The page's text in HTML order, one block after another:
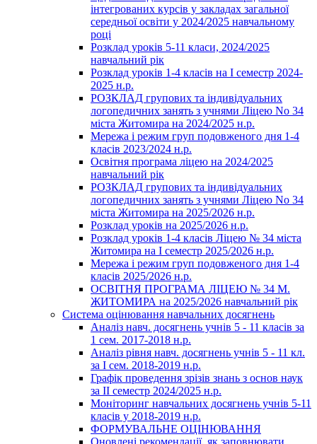
інтегрованих курсів у закладах загальної
середньої освіти у 2024/2025 навчальному
році
Розклад уроків 5-11 класи, 2024/2025
навчальний рік
Розклад уроків 1-4 класів на І семестр 2024-
2025 н.р.
РОЗКЛАД групових та індивідуальних
логопедичних занять з учнями Ліцею No 34
міста Житомира на 2024/2025 н.р.
Мережа і режим груп подовженого дня 1-4
класів 2023/2024 н.р.
Освітня програма ліцею на 2024/2025
навчальний рік
РОЗКЛАД групових та індивідуальних
логопедичних занять з учнями Ліцею No 34
міста Житомира на 2025/2026 н.р.
Розклад уроків на 2025/2026 н.р.
Розклад уроків 1-4 класів Ліцею № 34 міста
Житомира на І семестр 2025/2026 н.р.
Мережа і режим груп подовженого дня 1-4
класів 2025/2026 н.р.
ОСВІТНЯ ПРОГРАМА ЛІЦЕЮ № 34 М.
ЖИТОМИРА на 2025/2026 навчальний рік
Система оцінювання навчальних досягнень
Аналіз навч. досягнень учнів 5 - 11 класів за
1 сем. 2017-2018 н.р.
Аналіз рівня навч. досягнень учнів 5 - 11 кл.
за І сем. 2018-2019 н.р.
Графік проведення зрізів знань з основ наук
за ІІ семестр 2024/2025 н.р.
Моніторинг навчальних досягнень учнів 5-11
класів у 2018-2019 н.р.
ФОРМУВАЛЬНЕ ОЦІНЮВАННЯ
Оновлені рекомендації, як заповнювати